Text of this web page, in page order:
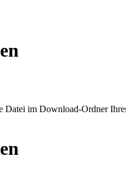
im Download-Ordner